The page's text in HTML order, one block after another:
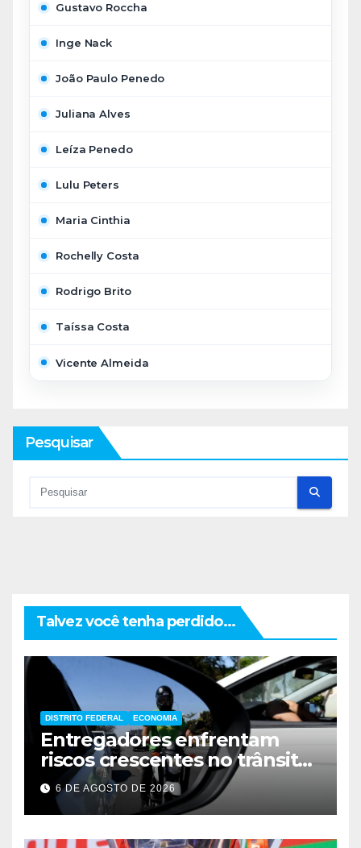
Gustavo Roccha
Inge Nack
João Paulo Penedo
Juliana Alves
Leíza Penedo
Lulu Peters
Maria Cinthia
Rochelly Costa
Rodrigo Brito
Taíssa Costa
Vicente Almeida
Pesquisar
Talvez você tenha perdido...
DISTRITO FEDERAL ECONOMIA
Entregadores enfrentam
riscos crescentes no trânsito
de Brasília
6 DE AGOSTO DE 2026